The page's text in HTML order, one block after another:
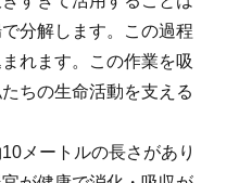
分解します。この過程
れます。この作業を吸
ちの生命活動を支える
メートルの長さがあり